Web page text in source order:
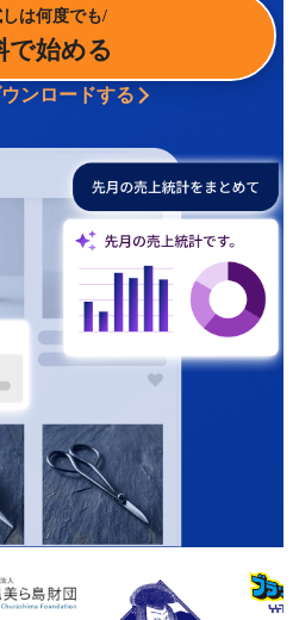
は何度でも
で始める
ンロードする